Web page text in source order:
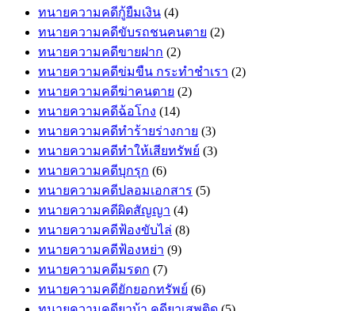
ทนายความคดีกู้ยืมเงิน (4)
ทนายความคดีขับรถชนคนตาย (2)
ทนายความคดีขายฝาก (2)
ทนายความคดีข่มขืน กระทำชำเรา (2)
ทนายความคดีฆ่าคนตาย (2)
ทนายความคดีฉ้อโกง (14)
ทนายความคดีทำร้ายร่างกาย (3)
ทนายความคดีทำให้เสียทรัพย์ (3)
ทนายความคดีบุกรุก (6)
ทนายความคดีปลอมเอกสาร (5)
ทนายความคดีผิดสัญญา (4)
ทนายความคดีฟ้องขับไล่ (8)
ทนายความคดีฟ้องหย่า (9)
ทนายความคดีมรดก (7)
ทนายความคดียักยอกทรัพย์ (6)